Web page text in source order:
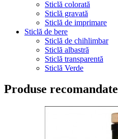
Sticlă colorată
Sticlă gravată
Sticlă de imprimare
Sticlă de bere
Sticlă de chihlimbar
Sticlă albastră
Sticlă transparentă
Sticlă Verde
Produse recomandate